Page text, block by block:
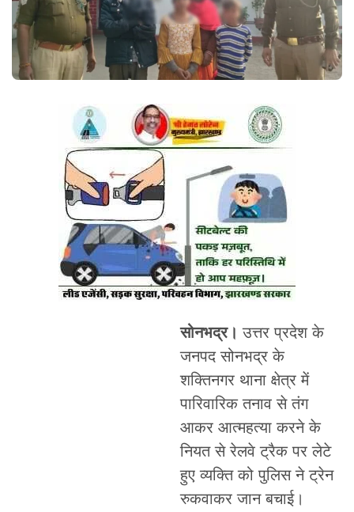
सोनभद्र।उत्तर प्रदेश के
जनपद सोनभद्र के
शक्तिनगर थाना क्षेत्र में
पारिवारिक तनाव से तंग
आकर आत्महत्या करने के
नियत से रेलवे ट्रैक पर लेटे
हुए व्यक्ति को पुलिस ने ट्रेन
रुकवाकर जान बचाई।